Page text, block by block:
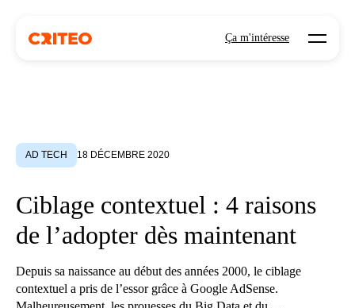
Ça m'intéresse Open
AD TECH 18 DÉCEMBRE 2020
Ciblage contextuel : 4 raisons
de l’adopter dès maintenant
Depuis sa naissance au début des années 2000, le ciblage
contextuel a pris de l’essor grâce à Google AdSense.